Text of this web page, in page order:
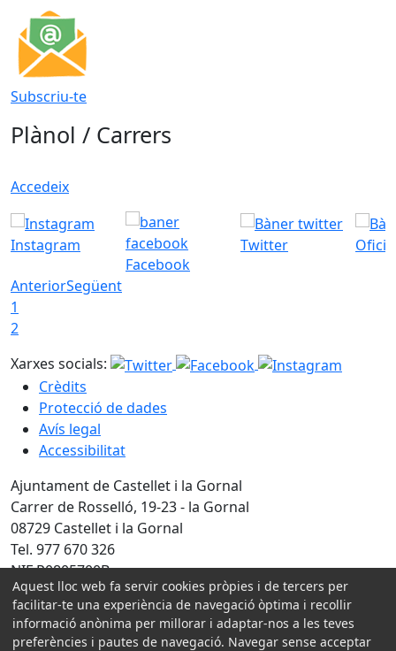
Subscriu-te
Plànol / Carrers
Accedeix
Instagram
Facebook
Twitter
AnteriorSegüent
1
2
Xarxes socials:
Crèdits
Protecció de dades
Avís legal
Accessibilitat
Ajuntament de Castellet i la Gornal
Carrer de Rosselló, 19-23 - la Gornal
08729 Castellet i la Gornal
Tel. 977 670 326
NIF P0805700B
Amb la col·laboració de:
Aquest lloc web fa servir cookies pròpies i de tercers per
facilitar-te una experiència de navegació òptima i recollir
informació anònima per millorar i adaptar-nos a les teves
preferències i pautes de navegació. Navegar sense acceptar